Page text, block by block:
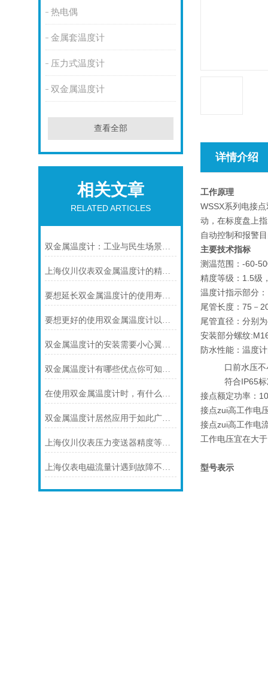
热电偶
金属套温度计
压力式温度计
双金属温度计
查看全部
相关文章
RELATED ARTICLES
双金属温度计：工业与民生场景中的实用测温利器
上海仪川仪表双金属温度计的精度等级是如何划分的
要想延长双金属温度计的使用寿命可少不了以下步骤
要想更好的使用双金属温度计以下几点不可少
双金属温度计的安装需要小心翼翼的！
双金属温度计有哪些优点你可知道？
在使用双金属温度计时，有什么地方需要注意的呢？
双金属温度计居然应用于如此广泛的领域
上海仪川仪表压力变送器精度等级的划分方法
上海仪表电磁流量计遇到故障不要慌！先看下文
详情介绍
工作原理
WSSX系列电接
动，在标度盘上
自动控制和报警
主要技术指标
测温范围：-60-
精度等级：1.5级
温度计指示部分
尾管长度：75－
尾管直径：分别
安装部分螺纹
防水性能：温度
口前水压不小
符合IP65标
接点额定功率：
接点zui高工作电
接点zui高工作电
工作电压宜在大
型号表示